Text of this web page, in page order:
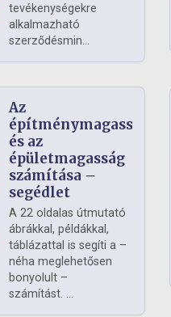
tevékenységekre
alkalmazható
szerződésmin...
Az
építménymagasság
és az
épületmagasság
számítása –
segédlet
A 22 oldalas útmutató
ábrákkal, példákkal,
táblázattal is segíti a –
néha meglehetősen
bonyolult –
számítást. ...